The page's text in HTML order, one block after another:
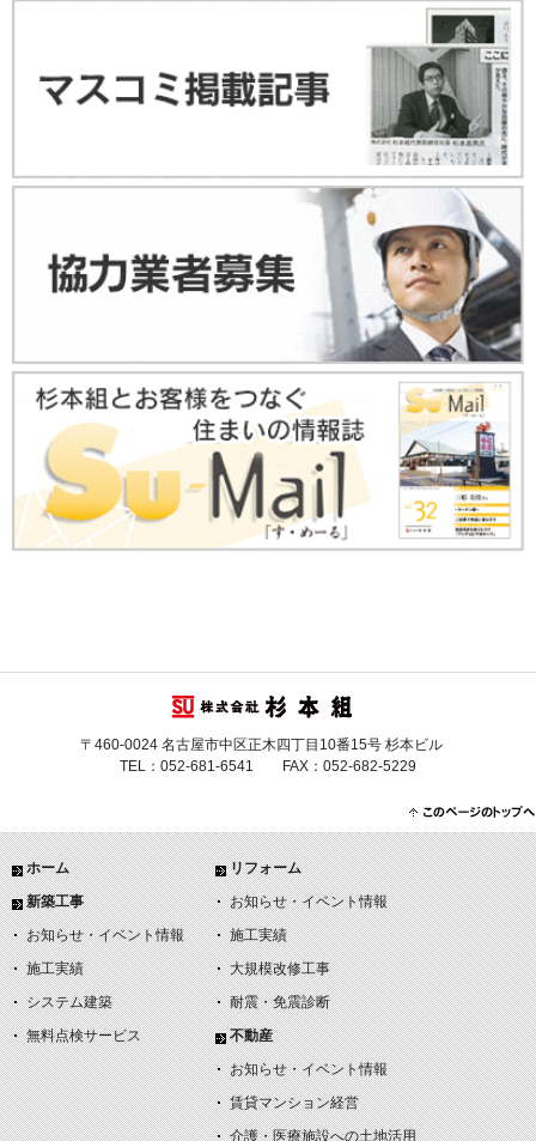
〒460-0024 名古屋市中区正木四丁目10番15号 杉本ビル
TEL：052-681-6541 FAX：052-682-5229
ホーム
新築工事
お知らせ・イベント情報
施工実績
システム建築
無料点検サービス
リフォーム
お知らせ・イベント情報
施工実績
大規模改修工事
耐震・免震診断
不動産
お知らせ・イベント情報
賃貸マンション経営
介護・医療施設への土地活用